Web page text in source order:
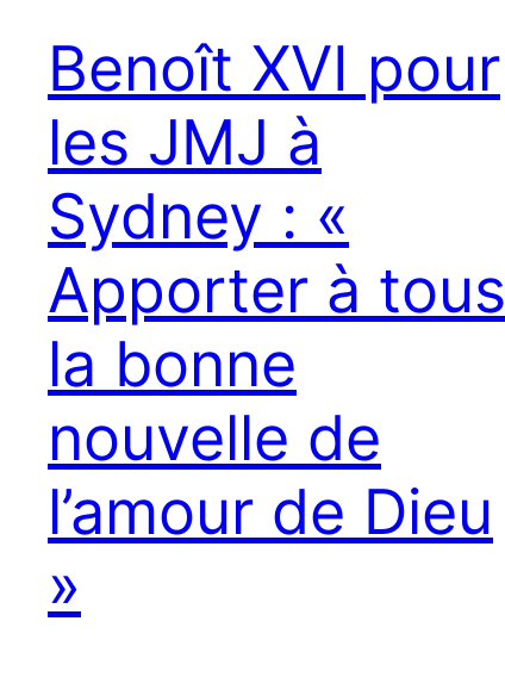
Benoît XVI pour
les JMJ à
Sydney : «
Apporter à tous
la bonne
nouvelle de
l’amour de Dieu
»